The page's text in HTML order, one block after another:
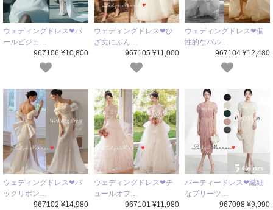
ウェディングドレス❤パ
ールビジュ…
967106 ¥10,800
ウェディングドレス❤ひ
ざ丈にふん…
967105 ¥11,000
ウェディングドレス❤個
性的なバル…
967104 ¥12,480
ウェディングドレス❤バ
ックリボン…
967102 ¥14,980
ウェディングドレス❤チ
ュールオフ…
967101 ¥11,980
パーティードレス❤繊細
なプリーツ…
967098 ¥9,990